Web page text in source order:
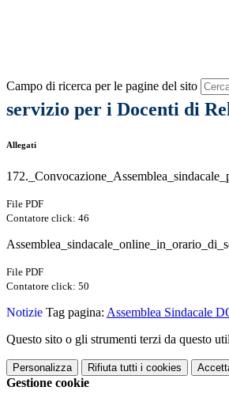
Campo di ricerca per le pagine del sito
servizio per i Docenti di
Allegati
File PDF
Contatore click: 46
File PDF
Contatore click: 50
Notizie Tag pagina: Assemblea Sindacale
Questo sito o gli strumenti terzi da questo
Personalizza Rifiuta tutti i cookies
Gestione cookie